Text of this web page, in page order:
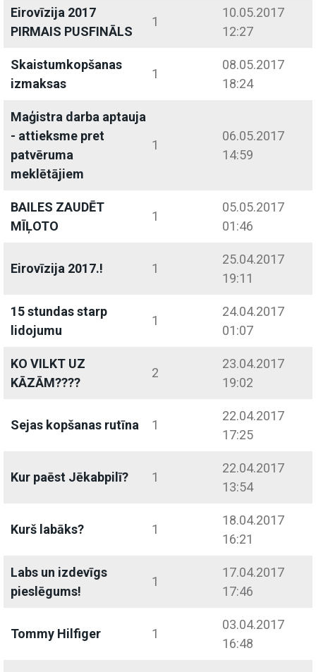
Eirovīzija 2017
PIRMAIS PUSFINĀLS
1
10.05.2017
12:27
Skaistumkopšanas
izmaksas
1
08.05.2017
18:24
Maģistra darba aptauja
- attieksme pret
patvēruma
meklētājiem
1
06.05.2017
14:59
BAILES ZAUDĒT
MĪĻOTO
1
05.05.2017
01:46
Eirovīzija 2017.! 1
25.04.2017
19:11
15 stundas starp
lidojumu
1
24.04.2017
01:07
KO VILKT UZ
KĀZĀM????
2
23.04.2017
19:02
Sejas kopšanas rutīna 1
22.04.2017
17:25
Kur paēst Jēkabpilī? 1
22.04.2017
13:54
Kurš labāks? 1
18.04.2017
16:21
Labs un izdevīgs
pieslēgums!
1
17.04.2017
17:46
Tommy Hilfiger 1
03.04.2017
16:48